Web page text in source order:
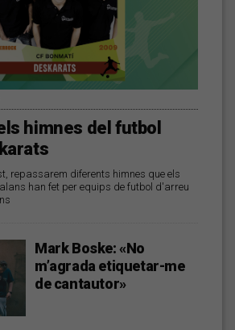
himnes del futbol
repassarem diferents himnes que els
han fet per equips de futbol d'arreu
Mark Boske: «No
m’agrada etiquetar-me
de cantautor»